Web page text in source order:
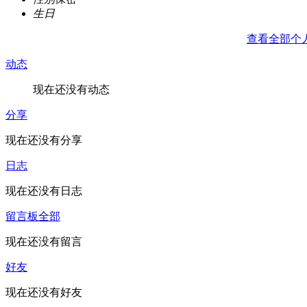
生日
查看全部个
动态
现在还没有动态
分享
现在还没有分享
日志
现在还没有日志
留言板全部
现在还没有留言
好友
现在还没有好友